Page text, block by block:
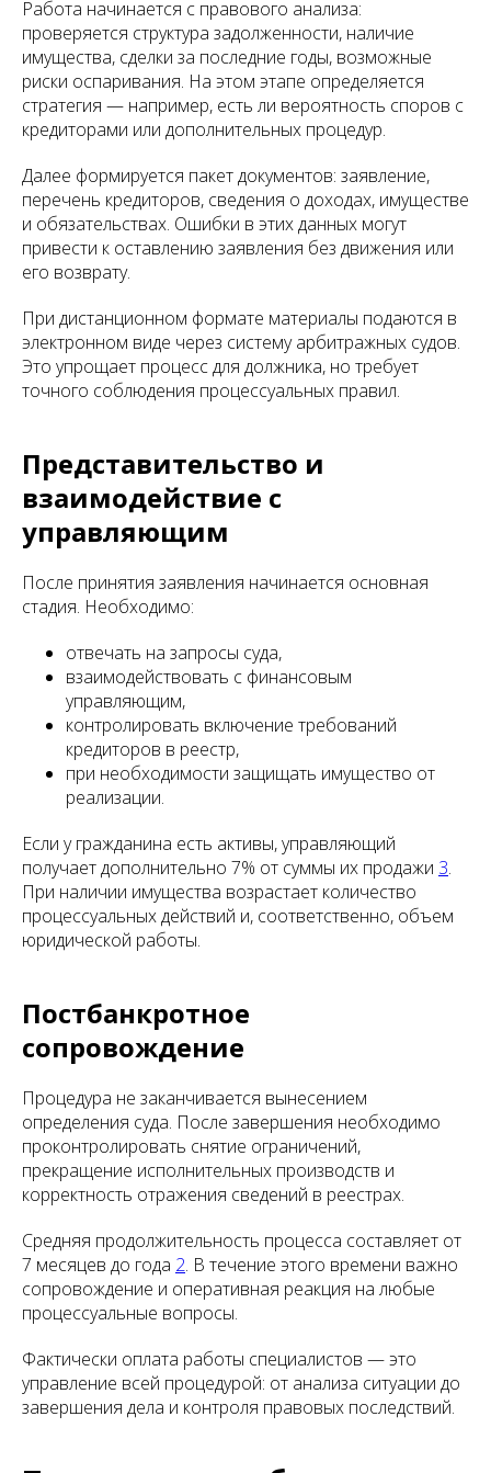
Работа начинается с правового анализа:
проверяется структура задолженности, наличие
имущества, сделки за последние годы, возможные
риски оспаривания. На этом этапе определяется
стратегия — например, есть ли вероятность споров с
кредиторами или дополнительных процедур.
Далее формируется пакет документов: заявление,
перечень кредиторов, сведения о доходах, имуществе
и обязательствах. Ошибки в этих данных могут
привести к оставлению заявления без движения или
его возврату.
При дистанционном формате материалы подаются в
электронном виде через систему арбитражных судов.
Это упрощает процесс для должника, но требует
точного соблюдения процессуальных правил.
Представительство и
взаимодействие с
управляющим
После принятия заявления начинается основная
стадия. Необходимо:
отвечать на запросы суда,
взаимодействовать с финансовым
управляющим,
контролировать включение требований
кредиторов в реестр,
при необходимости защищать имущество от
реализации.
Если у гражданина есть активы, управляющий
получает дополнительно 7% от суммы их продажи 3.
При наличии имущества возрастает количество
процессуальных действий и, соответственно, объем
юридической работы.
Постбанкротное
сопровождение
Процедура не заканчивается вынесением
определения суда. После завершения необходимо
проконтролировать снятие ограничений,
прекращение исполнительных производств и
корректность отражения сведений в реестрах.
Средняя продолжительность процесса составляет от
7 месяцев до года 2. В течение этого времени важно
сопровождение и оперативная реакция на любые
процессуальные вопросы.
Фактически оплата работы специалистов — это
управление всей процедурой: от анализа ситуации до
завершения дела и контроля правовых последствий.